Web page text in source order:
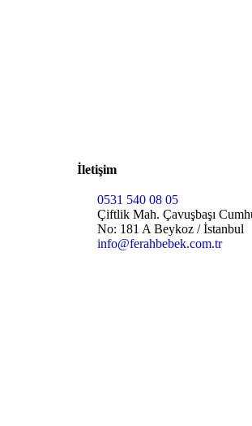
İletişim
0531 540 08 05
Çiftlik Mah. Çavuşbaşı
No: 181 A Beykoz / İstanbul
info@ferahbebek.com.tr